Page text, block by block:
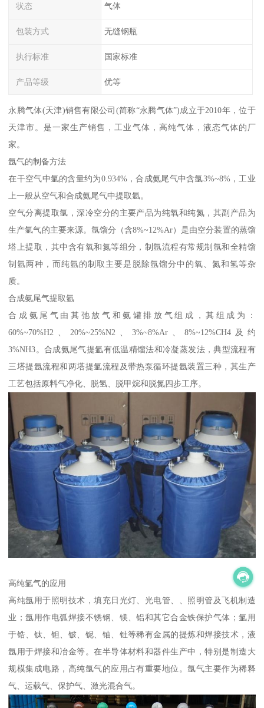
状态 气体
包装方式 无缝钢瓶
执行标准 国家标准
产品等级 优等
永腾气体(天津)销售有限公司(简称“永腾气体”)成立于2010年，位于
天津市。是一家生产销售，工业气体，高纯气体，液态气体的厂
家。
氩气的制备方法
在干空气中氩的含量约为0.934%，合成氨尾气中含氩3%~8%，工业
上一般从空气和合成氨尾气中提取氩。
空气分离提取氩，深冷空分的主要产品为纯氧和纯氮，其副产品为
生产氩气的主要来源。氩馏分（含8%~12%Ar）是由空分装置的蒸馏
塔上提取，其中含有氧和氮等组分，制氩流程有常规制氩和全精馏
制氩两种，而纯氩的制取主要是脱除氩馏分中的氧、氮和氢等杂
质。
合成氨尾气提取氩
合成氨尾气由其弛放气和氨罐排放气组成，其组成为：
60%~70%H2、20%~25%N2、3%~8%Ar、8%~12%CH4及约
3%NH3。合成氨尾气提氩有低温精馏法和冷凝蒸发法，典型流程有
三塔提氩流程和两塔提氩流程及带热泵循环提氩装置三种，其生产
工艺包括原料气净化、脱氢、脱甲烷和脱氮四步工序。
高纯氩气的应用
高纯氩用于照明技术，填充日光灯、光电管、、照明管及飞机制造
业；氩用作电弧焊接不锈钢、镁、铝和其它合金铁保护气体；氩用
于锆、钛、钽、铍、铌、铀、钍等稀有金属的提炼和焊接技术，液
氩用于焊接和冶金等。在半导体材料和器件生产中，特别是制造大
规模集成电路，高纯氩气的应用占有重要地位。氩气主要作为稀释
气、运载气、保护气、激光混合气。